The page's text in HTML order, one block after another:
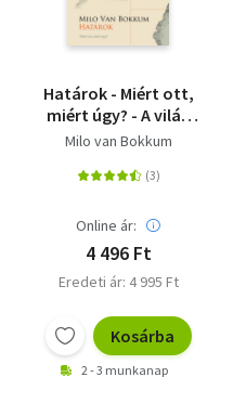
Határok - Miért ott,
miért úgy? - A világ
legfurcsább
történetei
Milo van Bokkum
Online ár:
4 496 Ft
Eredeti ár: 4 995 Ft
Kosárba
2 - 3 munkanap